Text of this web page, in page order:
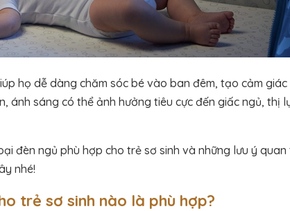
họ dễ dàng chăm sóc bé vào ban đêm, tạo cảm
ánh sáng có thể ảnh hưởng tiêu cực đến giấc ngủ, thị
đèn ngủ phù hợp cho trẻ sơ sinh và những lưu ý
nhé!
trẻ sơ sinh nào là phù hợp?